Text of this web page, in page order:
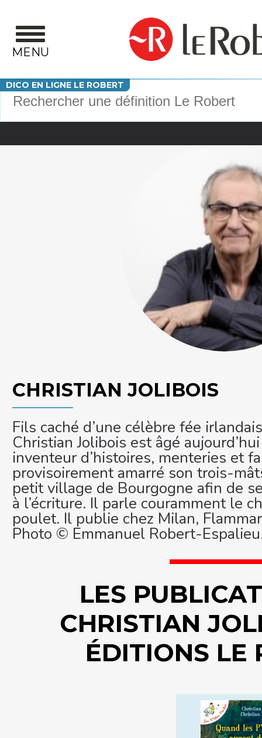
MENU
DICO EN LIGNE LE ROBERT
Votre recherche
CHRISTIAN JOLIBOIS
Fils caché d’une célèbre fée
Christian Jolibois est âgé
inventeur d’histoires, menteries et
provisoirement amarré son trois-
petit village de Bourgogne afin de
à l’écriture. Il parle couramment le
poulet. Il publie chez Milan,
Photo © Emmanuel Robert-
LES
CHRISTIAN
ÉDITIONS LE